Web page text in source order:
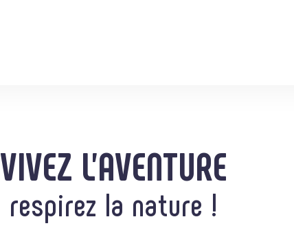
VIVEZ L'AVENTURE
respirez la nature !